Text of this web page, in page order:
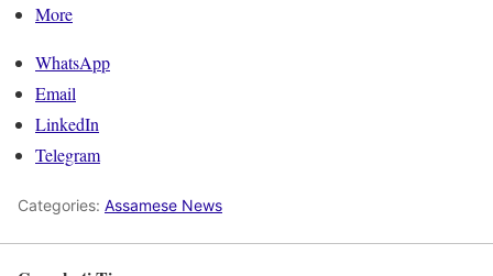
More
WhatsApp
Email
LinkedIn
Telegram
Categories: Assamese News